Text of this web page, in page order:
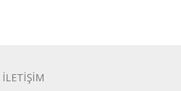
İLETİŞİM